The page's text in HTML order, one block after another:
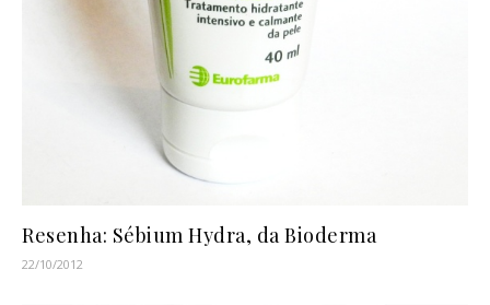
Resenha: Sébium Hydra, da Bioderma
22/10/2012